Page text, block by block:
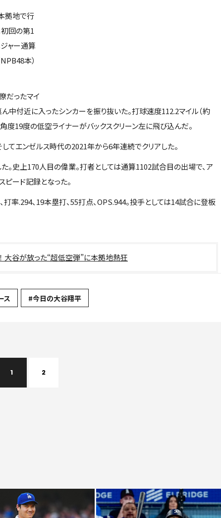
拠地で行
初回の第1
ャー通算
本）
だったマイ
中付近に入ったシンカーを振り抜いた。打球速度112.2マイル（約
角度19度の低空ライナーがバックスクリーン左に飛び込んだ。
てエンゼルス時代の2021年から6年連続でクリアした。
史上170人目の偉業。打者としては通算1102試合目の出場で、ア
ピード記録となった。
率.294、19本塁打、55打点、OPS.944。投手としては14試合に登板
大谷が放った“超低空弾”に本拠地熱狂
ス #今日の大谷翔平
1 2